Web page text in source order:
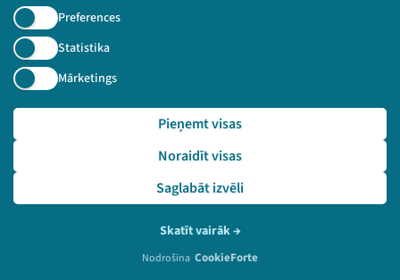
Preferences
Statistika
Mārketings
Saglabāt izvēli
Noraidīt visas
Pieņemt visas
Skatīt vairāk→
Nodrošina CookieForte
2021. gada 21. augusts
Diskusija "Covid-19 ietekme uz pārtikas
nozari: Nākotnes ēdienkarte."